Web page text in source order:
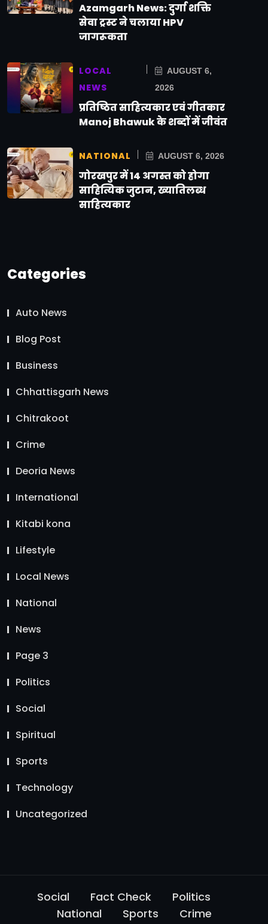
Azamgarh News: दुर्गा शक्ति
सेवा ट्रस्ट ने चलाया HPV
जागरूकता
LOCAL
NEWS
AUGUST 6,
2026
प्रतिष्ठित साहित्यकार एवं गीतकार
Manoj Bhawuk के शब्दों में जीवंत
NATIONAL AUGUST 6, 2026
गोरखपुर में 14 अगस्त को होगा
साहित्यिक जुटान, ख्यातिलब्ध
साहित्यकार
Categories
Auto News
Blog Post
Business
Chhattisgarh News
Chitrakoot
Crime
Deoria News
International
Kitabi kona
Lifestyle
Local News
National
News
Page 3
Politics
Social
Spiritual
Sports
Technology
Uncategorized
Social Fact Check
Politics
National
Sports Crime